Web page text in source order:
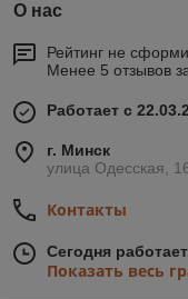
О нас
Рейтинг не
Менее 5 отзывов
Работает с
г. Минск
улица Одесская,
Контакты
Сегодня
Показать весь